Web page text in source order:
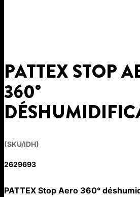
PATTEX STOP
360°
(SKU/IDH)
2629693
PATTEX Stop Aero 360°